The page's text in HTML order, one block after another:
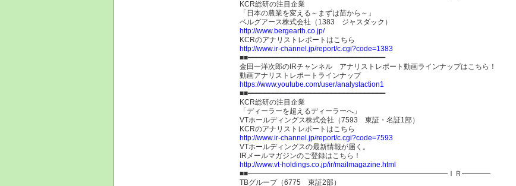
KCR総研の注目企業
「日本の農業を変える～まずは苗から～」
ベルグアース株式会社（1383 ジャスダック）
http://www.bergearth.co.jp/
KCRのアナリストレポートはこちら
http://www.ir-channel.jp/report/c.cgi?code=1383
■■━━━━━━━━━━━━━━━━━━━━━━━━━━━━━━━━━
金田一洋次郎のIRチャンネル アナリストレポート動画ラインナップはこちら！
動画アナリストレポートラインナップ
https://www.youtube.com/user/analystaction1
■■━━━━━━━━━━━━━━━━━━━━━━━━━━━━━━━━━
KCR総研の注目企業
「ディーラーを超えるディーラーへ」
VTホールディングス株式会社（7593 東証・名証1部）
KCRのアナリストレポートはこちら
http://www.ir-channel.jp/report/c.cgi?code=7593
VTホールディングスの最新情報が届く。
IRメールマガジンのご登録はこちら！
http://www.vt-holdings.co.jp/ir/mailmagazine.html
■■━━━━━━━━━━━━━━━━━━━━━━━━━━━━ＩＲ━━━━
TBグループ（6775 東証2部）